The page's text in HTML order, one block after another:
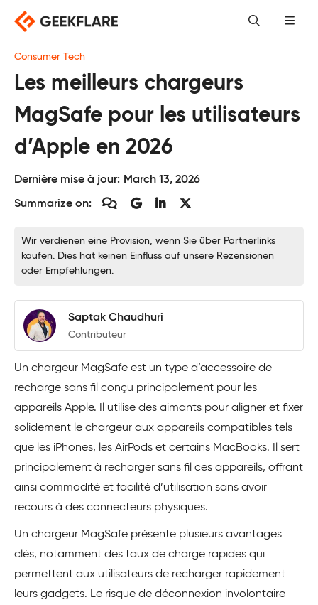
Skip
content
Consumer Tech
Les meilleurs chargeurs
MagSafe pour les utilisateurs
d’Apple en 2026
Dernière mise à jour: March 13, 2026
Summarize on:
Wir verdienen eine Provision, wenn Sie über Partnerlinks
kaufen. Dies hat keinen Einfluss auf unsere Rezensionen
oder Empfehlungen.
Saptak Chaudhuri
Contributeur
Un chargeur MagSafe est un type d’accessoire de
recharge sans fil conçu principalement pour les
appareils Apple. Il utilise des aimants pour aligner et fixer
solidement le chargeur aux appareils compatibles tels
que les iPhones, les AirPods et certains MacBooks. Il sert
principalement à recharger sans fil ces appareils, offrant
ainsi commodité et facilité d’utilisation sans avoir
recours à des connecteurs physiques.
Un chargeur MagSafe présente plusieurs avantages
clés, notamment des taux de charge rapides qui
permettent aux utilisateurs de recharger rapidement
leurs gadgets. Le risque de déconnexion involontaire